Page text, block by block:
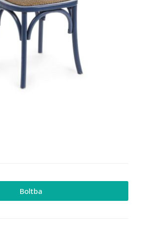
Boltba